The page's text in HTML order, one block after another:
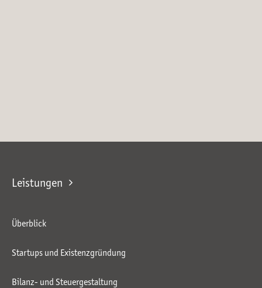
Leistungen
Überblick
Startups und Existenzgründung
Bilanz- und Steuergestaltung